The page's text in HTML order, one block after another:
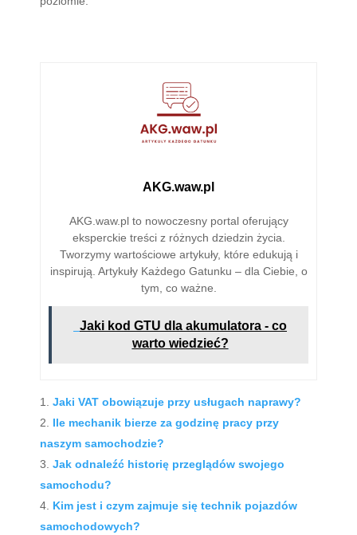
AKG.waw.pl
AKG.waw.pl to nowoczesny portal oferujący
eksperckie treści z różnych dziedzin życia.
Tworzymy wartościowe artykuły, które edukują i
inspirują. Artykuły Każdego Gatunku – dla Ciebie, o
tym, co ważne.
Jaki kod GTU dla akumulatora - co
warto wiedzieć?
Jaki VAT obowiązuje przy usługach naprawy?
Ile mechanik bierze za godzinę pracy przy
naszym samochodzie?
Jak odnaleźć historię przeglądów swojego
samochodu?
Kim jest i czym zajmuje się technik pojazdów
samochodowych?